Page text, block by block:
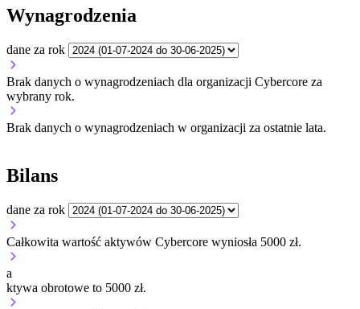
Wynagrodzenia
dane za rok
Brak danych o wynagrodzeniach dla organizacji Cybercore za
wybrany rok.
Brak danych o wynagrodzeniach w organizacji za ostatnie lata.
Bilans
dane za rok
Całkowita wartość aktywów Cybercore wyniosła 5000 zł.
a
ktywa obrotowe to 5000 zł.